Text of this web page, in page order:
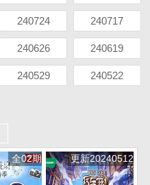
240724 240717
240626 240619
240529 240522
全02期 更新20240512